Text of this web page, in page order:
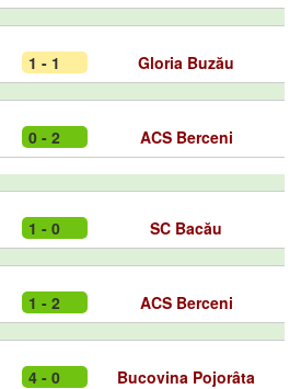
1 - 1 Gloria Buzău
0 - 2 ACS Berceni
1 - 0 SC Bacău
1 - 2 ACS Berceni
4 - 0 Bucovina Pojorâta